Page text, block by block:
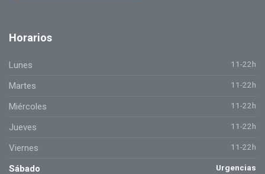
Horarios
Lunes 11-22h
Martes 11-22h
Miércoles 11-22h
Jueves 11-22h
Viernes 11-22h
Sábado Urgencias